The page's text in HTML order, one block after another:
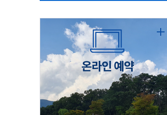
[6/1]전산시스템
2026년 5월 캠핑
캠핑장(9월1일
온라인 예약